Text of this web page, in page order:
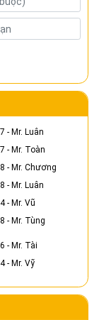
- Mr. Luân
- Mr. Toàn
- Mr. Chương
- Mr. Luân
- Mr. Vũ
- Mr. Tùng
- Mr. Tài
- Mr. Vỹ